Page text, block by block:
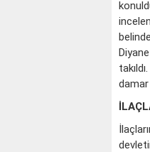
damar